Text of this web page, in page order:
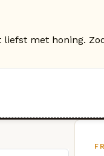
liefst met honing.